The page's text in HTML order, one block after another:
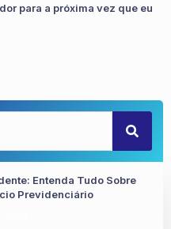
para a próxima vez que eu
Entenda Tudo Sobre
Previdenciário